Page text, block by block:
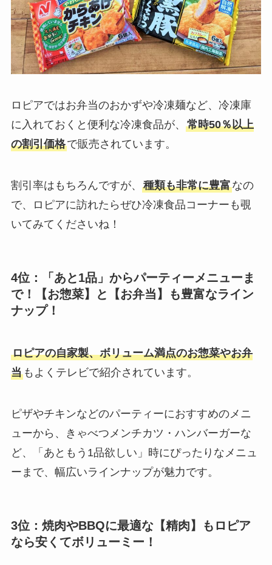
ロピアではお弁当のおかずや冷凍麺など、冷凍庫
に入れておくと便利な冷凍食品が、 常時50％以上
の割引価格で販売されています。
割引率はもちろんですが、 種類も非常に豊富なの
で、ロピアに訪れたらぜひ冷凍食品コーナーも覗
いてみてくださいね！
4位：「あと1品」からパーティーメニューま
で！【お惣菜】と【お弁当】も豊富なライン
ナップ！
ロピアの自家製、ボリューム満点のお惣菜やお弁
当もよくテレビで紹介されています。
ピザやチキンなどのパーティーにおすすめのメニ
ューから、きゃべつメンチカツ・ハンバーガーな
ど、「あともう1品欲しい」時にぴったりなメニュ
ーまで、幅広いラインナップが魅力です。
3位：焼肉やBBQに最適な【精肉】もロピア
なら安くてボリューミー！